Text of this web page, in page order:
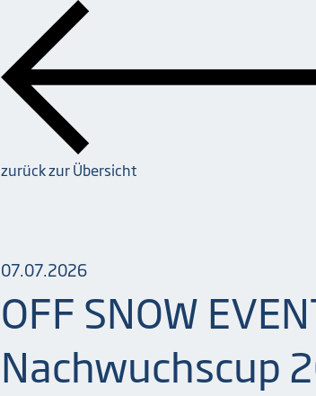
zurück zur Übersicht
07.07.2026
OFF SNOW
Nachwuchscup